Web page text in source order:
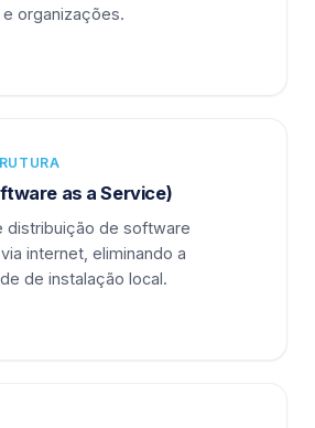
organizações.
as a Service)
distribuição de software
internet, eliminando a
de instalação local.